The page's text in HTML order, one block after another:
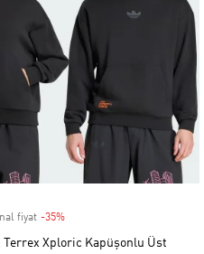
fiyat -35%Discount
Terrex Xploric Kapüşonlu Üst